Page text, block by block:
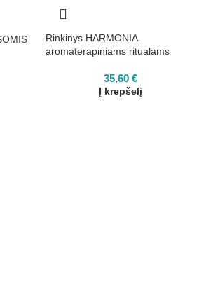
Rinkinys HARMONIA
aromaterapiniams ritualams
35,60 €
Į krepšelį